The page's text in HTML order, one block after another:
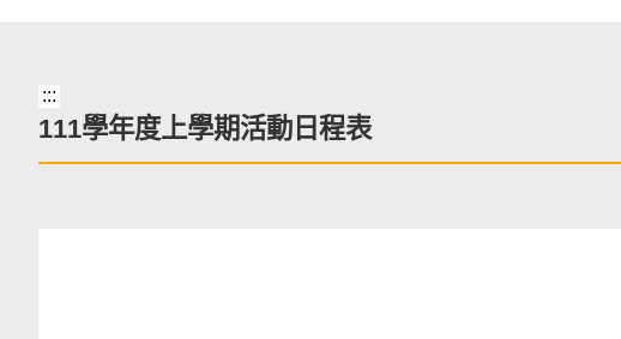
:::
111學年度上學期活動日程表